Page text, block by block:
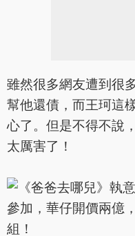
雖然很多網友遭到很
幫他還債，而王珂這
心了。但是不得不說
太厲害了！